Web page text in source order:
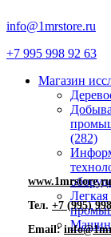
info@1mrstore.ru
+7 995 998 92 63
Магазин
(282)
Легкая
www.1mrstore.ru
Тел. +7 (995)
Email: